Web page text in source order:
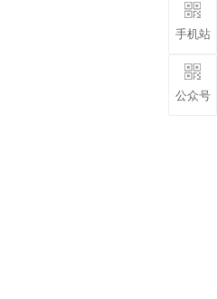
手机站
公众号